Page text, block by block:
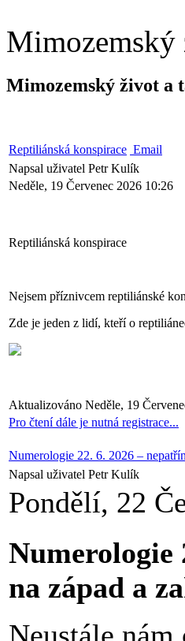
Mimozemský život a
Reptiliánská konspirace Email
Napsal uživatel Petr Kulík
Neděle, 19 Červenec 2026 10:26
Reptiliánská konspirace
Nejsem příznivcem reptiliánské
Zde je jeden z lidí, kteří o
Aktualizováno Neděle, 19
Pro čtení dále je nutná registrace...
Numerologie 22. 6. 2026 –
Napsal uživatel Petr Kulík
Pondělí, 22
Numerologie
na západ a